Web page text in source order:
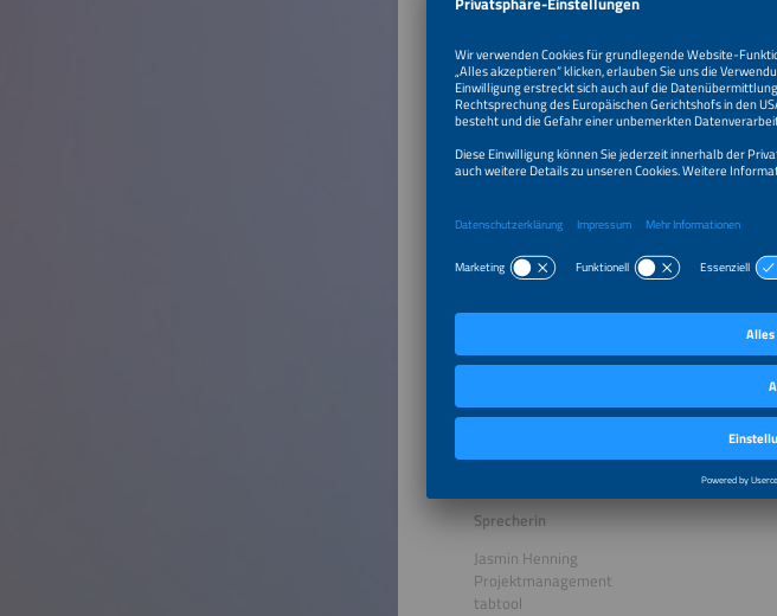
Zum Vortrag
KI-gestützte Vermarktung von
wirtschaftlich
Sprecher
Dr. Lennard Wilkening
CEO und Co-Founder
Effizienzsteigerung durch
Sprecherin
Jasmin Henning
Projektmanagement
tabtool